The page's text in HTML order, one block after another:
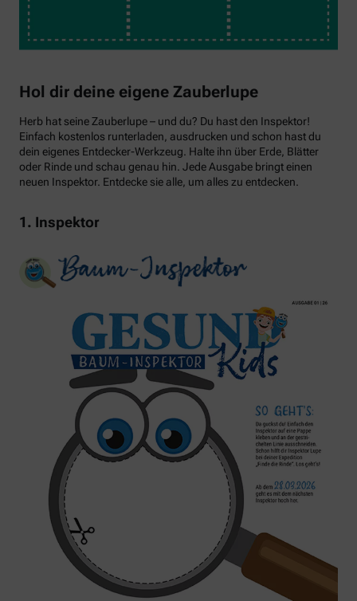
Hol dir deine eigene Zauberlupe
Herb hat seine Zauberlupe – und du? Du hast den Inspektor!
Einfach kostenlos runterladen, ausdrucken und schon hast du
dein eigenes Entdecker-Werkzeug. Halte ihn über Erde, Blätter
oder Rinde und schau genau hin. Jede Ausgabe bringt einen
neuen Inspektor. Entdecke sie alle, um alles zu entdecken.
1. Inspektor